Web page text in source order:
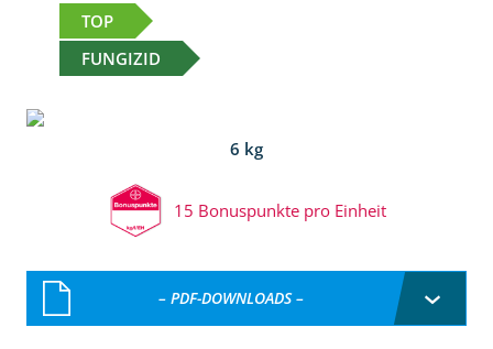
TOP
FUNGIZID
6 kg
15 Bonuspunkte pro Einheit
– PDF-DOWNLOADS –